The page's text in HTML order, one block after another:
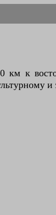
км к